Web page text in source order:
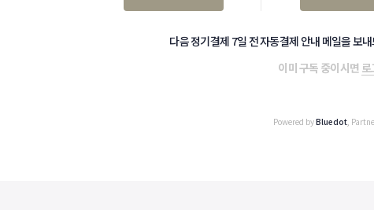
다음 정기결제 7일 전 자동결제 안내 메일을 보
이미 구독 중이시면 로
Powered byBluedot ,